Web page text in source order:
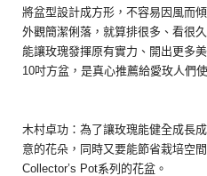
將盆型設計成方形，不容易因風而傾
外觀簡潔俐落，就算排很多、看很
能讓玫瑰發揮原有實力、開出更多
10吋方盆，是真心推薦給愛玫人們
木村卓功：為了讓玫瑰能健全成長
意的花朵，同時又要能節省栽培空
Collector’s Pot系列的花盆。